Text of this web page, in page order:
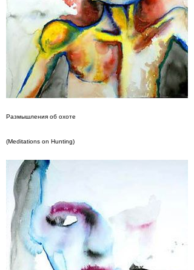
Размышления об охоте
(Meditations on Hunting)